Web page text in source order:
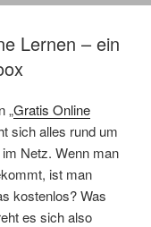
Lernen – ein
„Gratis Online
sich alles rund um
Netz. Wenn man
ist man
kostenlos? Was
es sich also